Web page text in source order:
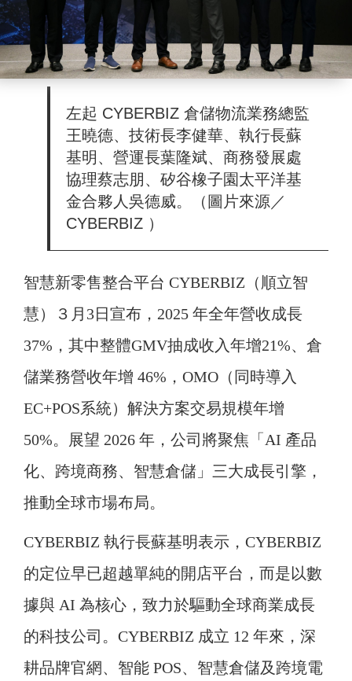
左起 CYBERBIZ 倉儲物流業務總監
王曉德、技術長李健華、執行長蘇
基明、營運長葉隆斌、商務發展處
協理蔡志朋、矽谷橡子園太平洋基
金合夥人吳德威。（圖片來源／
CYBERBIZ ）
智慧新零售整合平台 CYBERBIZ（順立智
慧）３月3日宣布，2025 年全年營收成長
37%，其中整體GMV抽成收入年增21%、倉
儲業務營收年增 46%，OMO（同時導入
EC+POS系統）解決方案交易規模年增
50%。展望 2026 年，公司將聚焦「AI 產品
化、跨境商務、智慧倉儲」三大成長引擎，
推動全球市場布局。
CYBERBIZ 執行長蘇基明表示，CYBERBIZ
的定位早已超越單純的開店平台，而是以數
據與 AI 為核心，致力於驅動全球商業成長
的科技公司。CYBERBIZ 成立 12 年來，深
耕品牌官網、智能 POS、智慧倉儲及跨境電